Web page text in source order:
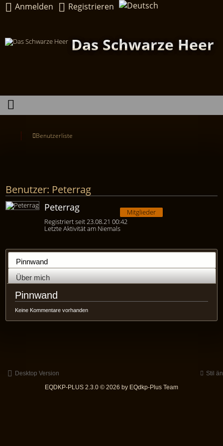
Anmelden Registrieren
Das Schwarze Heer
Benutzerliste
Benutzer: Peterrag
Peterrag
Mitglieder
Registriert seit 23.08.21 00:42
Letzte Aktivität am Niemals
Pinnwand
Über mich
Pinnwand
Keine Kommentare vorhanden
Desktop Version
Stil
EQDKP-PLUS 2.3.0 © 2026 by EQdkp-Plus Team